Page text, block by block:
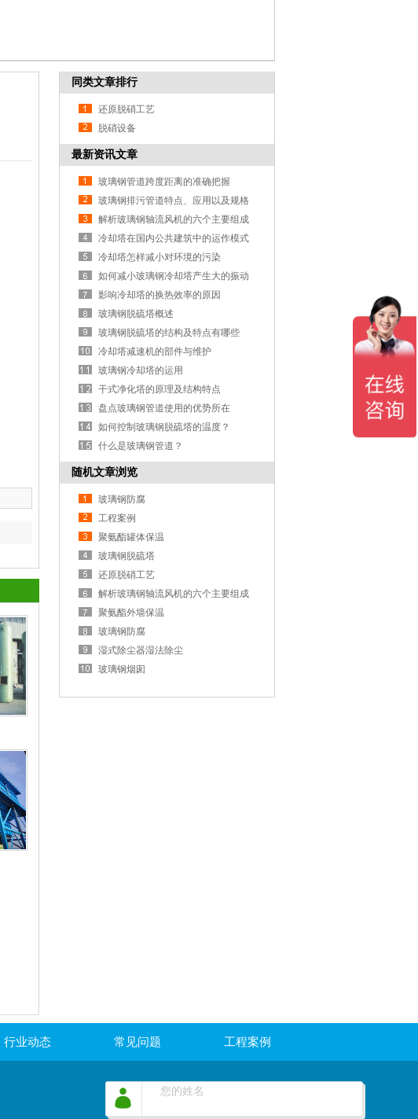
同类文章排行
还原脱硝工艺
脱硝设备
最新资讯文章
玻璃钢管道跨度距离的准确把握
玻璃钢排污管道特点、应用以及规格
解析玻璃钢轴流风机的六个主要组成
部分
冷却塔在国内公共建筑中的运作模式
冷却塔怎样减小对环境的污染
如何减小玻璃钢冷却塔产生大的振动
声响
影响冷却塔的换热效率的原因
玻璃钢脱硫塔概述
玻璃钢脱硫塔的结构及特点有哪些
冷却塔减速机的部件与维护
玻璃钢冷却塔的运用
干式净化塔的原理及结构特点
盘点玻璃钢管道使用的优势所在
如何控制玻璃钢脱硫塔的温度？
什么是玻璃钢管道？
随机文章浏览
玻璃钢防腐
工程案例
聚氨酯罐体保温
玻璃钢脱硫塔
还原脱硝工艺
解析玻璃钢轴流风机的六个主要组成
部分
聚氨酯外墙保温
玻璃钢防腐
湿式除尘器湿法除尘
玻璃钢烟囱
行业动态 常见问题 工程案例